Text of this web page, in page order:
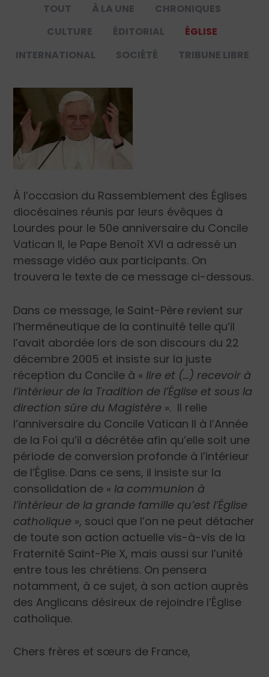
TOUT À LA UNE
CHRONIQUES
CULTURE
ÉDITORIAL
ÉGLISE
INTERNATIONAL
SOCIÉTÉ TRIBUNE LIBRE
À l’occasion du Rassemblement des Églises
diocésaines réunis par leurs évêques à
Lourdes pour le 50e anniversaire du Concile
Vatican II, le Pape Benoît XVI a adressé un
message vidéo aux participants. On
trouvera le texte de ce message ci-dessous.
Dans ce message, le Saint-Père revient sur
l’herméneutique de la continuité telle qu’il
l’avait abordée lors de son discours du 22
décembre 2005 et insiste sur la juste
réception du Concile à « lire et (…) recevoir à
l’intérieur de la Tradition de l’Église et sous la
direction sûre du Magistère ». Il relie
l’anniversaire du Concile Vatican II à l’Année
de la Foi qu’il a décrétée afin qu’elle soit une
période de conversion profonde à l’intérieur
de l’Église. Dans ce sens, il insiste sur la
consolidation de « la communion à
l’intérieur de la grande famille qu’est l’Église
catholique », souci que l’on ne peut détacher
de toute son action actuelle vis-à-vis de la
Fraternité Saint-Pie X, mais aussi sur l’unité
entre tous les chrétiens. On pensera
notamment, à ce sujet, à son action auprès
des Anglicans désireux de rejoindre l’Église
catholique.
Chers frères et sœurs de France,